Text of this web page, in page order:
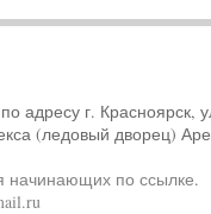
адресу г. Красноярск,
(ледовый дворец)
начинающих по ссылке.